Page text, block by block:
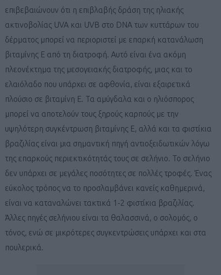
επιβεβαιώνουν ότι η επιβλαβής δράση της ηλιακής
ακτινοβολίας UVA και UVB στο DNA των κυττάρων του
δέρματος μπορεί να περιοριστεί με επαρκή κατανάλωση
βιταμίνης Ε από τη διατροφή. Αυτό είναι ένα ακόμη
πλεονέκτημα της μεσογειακής διατροφής, μιας και το
ελαιόλαδο που υπάρχει σε αφθονία, είναι εξαιρετικά
πλούσιο σε βιταμίνη Ε. Τα αμύγδαλα και ο ηλιόσπορος
μπορεί να αποτελούν τους ξηρούς καρπούς με την
υψηλότερη συγκέντρωση βιταμίνης Ε, αλλά και τα φιστίκια
βραζιλίας είναι μια σημαντική πηγή αντιοξειδωτικών λόγω
της επαρκούς περιεκτικότητάς τους σε σελήνιο. Το σελήνιο
δεν υπάρχει σε μεγάλες ποσότητες σε πολλές τροφές. Ένας
εύκολος τρόπος να το προσλαμβάνει κανείς καθημερινά,
είναι να καταναλώνει τακτικά 1-2 φιστίκια βραζιλίας.
Άλλες πηγές σελήνιου είναι τα θαλασσινά, ο σολομός, ο
τόνος, ενώ σε μικρότερες συγκεντρώσεις υπάρχει και στα
πουλερικά.